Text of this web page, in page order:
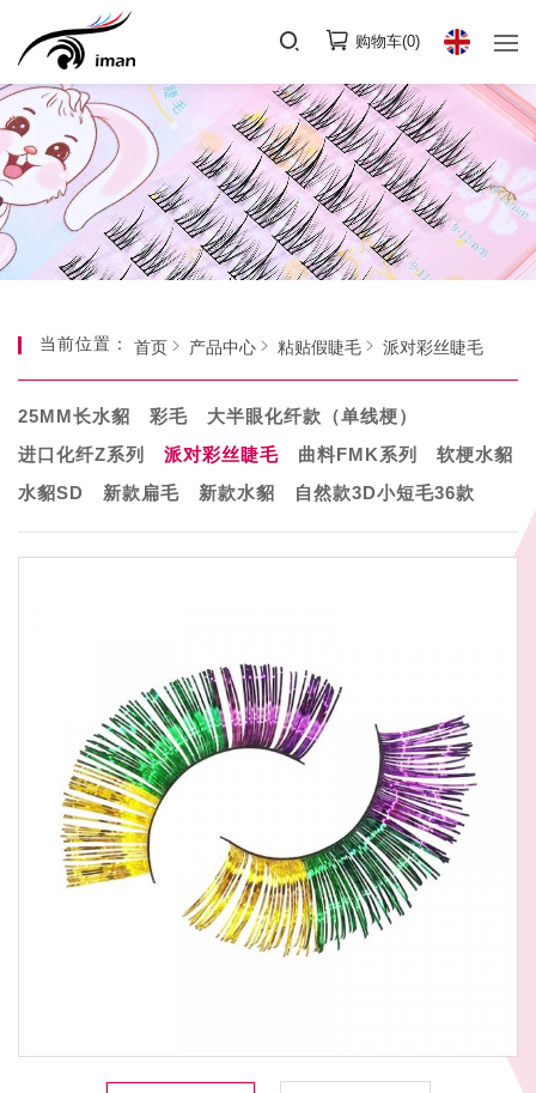
购物车(0)
当前位置： 首页 产品中心 粘贴假睫毛 派对彩丝睫毛
25MM长水貂 彩毛
大半眼化纤款（单线梗）
进口化纤Z系列
派对彩丝睫毛 曲料FMK系列
软梗水貂
水貂SD
新款扁毛 新款水貂 自然款3D小短毛36款